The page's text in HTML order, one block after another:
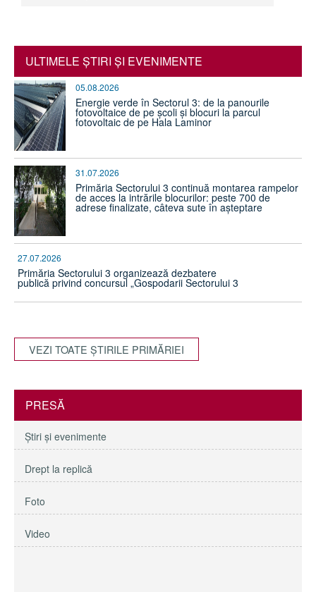
ULTIMELE ŞTIRI ŞI EVENIMENTE
05.08.2026
Energie verde în Sectorul 3: de la panourile
fotovoltaice de pe școli și blocuri la parcul
fotovoltaic de pe Hala Laminor
31.07.2026
Primăria Sectorului 3 continuă montarea rampelor
de acces la intrările blocurilor: peste 700 de
adrese finalizate, câteva sute în așteptare
27.07.2026
Primăria Sectorului 3 organizează dezbatere
publică privind concursul „Gospodarii Sectorului 3
VEZI TOATE ŞTIRILE PRIMĂRIEI
PRESĂ
Ştiri şi evenimente
Drept la replică
Foto
Video